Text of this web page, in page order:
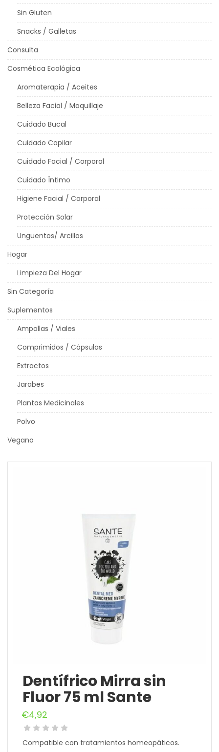
Sin Gluten
Snacks / Galletas
Consulta
Cosmética Ecológica
Aromaterapia / Aceites
Belleza Facial / Maquillaje
Cuidado Bucal
Cuidado Capilar
Cuidado Facial / Corporal
Cuidado Íntimo
Higiene Facial / Corporal
Protección Solar
Ungüentos/ Arcillas
Hogar
Limpieza Del Hogar
Sin Categoría
Suplementos
Ampollas / Viales
Comprimidos / Cápsulas
Extractos
Jarabes
Plantas Medicinales
Polvo
Vegano
Dentífrico Mirra sin
Fluor 75 ml Sante
€4,92
Compatible con tratamientos homeopáticos.